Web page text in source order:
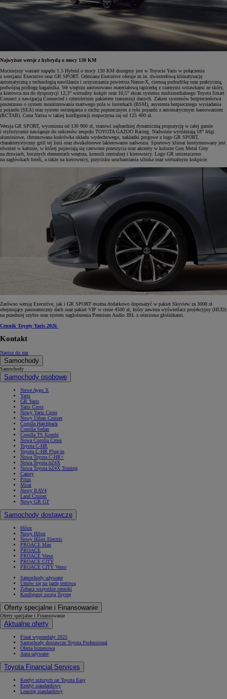
Najwyższe wersje z hybrydą o mocy 130 KM
Mocniejszy wariant napędu 1.5 Hybrid o mocy 130 KM dostępny jest w Toyocie Yaris w połączeniu
z wersjami Executive oraz GR SPORT. Odmiana Executive oferuje m.in. dwustrefową klimatyzację
automatyczną z technologią nawilżania i oczyszczania powietrza Nanoe-X, ciemną podsufitkę oraz praktyczną,
podwójną podłogę bagażnika. We wnętrzu zastosowano materiałową tapicerkę z czarnymi wstawkami ze skóry,
a kierowca ma do dyspozycji 12,3” wirtualny kokpit oraz 10,5” ekran systemu multimedialnego Toyota Smart
Connect z nawigacją Connected i czteroletnim pakietem transmisji danych. Zakres systemów bezpieczeństwa
poszerzono o system monitorowania martwego pola w lusterkach (BSM), asystenta bezpiecznego wysiadania
z pojazdu (SEA) oraz system ostrzegania o ruchu poprzecznym z tyłu pojazdu z automatycznym hamowaniem
(RCTAB). Cena Yarisa w takiej konfiguracji rozpoczyna się od 125 400 zł.
Wersja GR SPORT, wyceniona od 130 900 zł, stanowi najbardziej dynamiczną propozycję w całej gamie
i stylistycznie nawiązuje do sukcesów zespołu TOYOTA GAZOO Racing. Nadwozie wyróżniają 18” felgi
aluminiowe, chromowana końcówka układu wydechowego, nakładki progowe z logo GR SPORT,
charakterystyczny grill tej linii oraz dwukolorowe lakierowanie nadwozia. Sportowy klimat kontynuowany jest
również w kabinie, w której pojawiają się czerwone przeszycia oraz akcenty w kolorze Gun Metal Grey
na drzwiach, bocznych elementach wnętrza, konsoli centralnej i kierownicy. Logo GR umieszczono
na zagłówkach foteli, a także na kierownicy, przycisku uruchamiania silnika oraz wirtualnym kokpicie.
Zarówno wersję Executive, jak i GR SPORT można dodatkowo doposażyć w pakiet Skyview za 3000 zł
obejmujący panoramiczny dach oraz pakiet VIP w cenie 4500 zł, który zawiera wyświetlacz projekcyjny (HUD)
na przedniej szybie oraz system nagłośnienia Premium Audio JBL z ośmioma głośnikami.
Cennik Toyoty Yaris 2026
Kontakt
Napisz do nas
Samochody
Samochody
Samochody osobowe
Nowe Aygo X
Yaris
GR Yaris
Yaris Cross
Nowy Yaris Cross
Nowy Urban Cruiser
Corolla Hatchback
Corolla Sedan
Corolla TS Kombi
Nowa Corolla Cross
Toyota C-HR
Toyota C-HR Plug-in
Nowa Toyota C-HR+
Nowa Toyota bZ4X
Nowa Toyota bZ4X Touring
Camry
Prius
Mirai
Nowy RAV4
Land Cruiser
Nowy GR GT
Samochody dostawcze
Hilux
Nowy Hilux
Nowy Hilux Electric
PROACE Max
PROACE
PROACE Verso
PROACE CITY
PROACE CITY Verso
Samochody używane
Umów się na jazdę testową
Zobacz wszystkie cenniki
Konfiguruj swoją Toyotę
Oferty specjalne i Finansowanie
Oferty specjalne i Finansowanie
Aktualne oferty
Finał wyprzedaży 2025
Samochody dostawcze Toyota Professional
Oferta biznesowa
Auta używane
Toyota Financial Services
Kredyt niższych rat Toyota Easy
Kredyt standardowy
Leasing standardowy